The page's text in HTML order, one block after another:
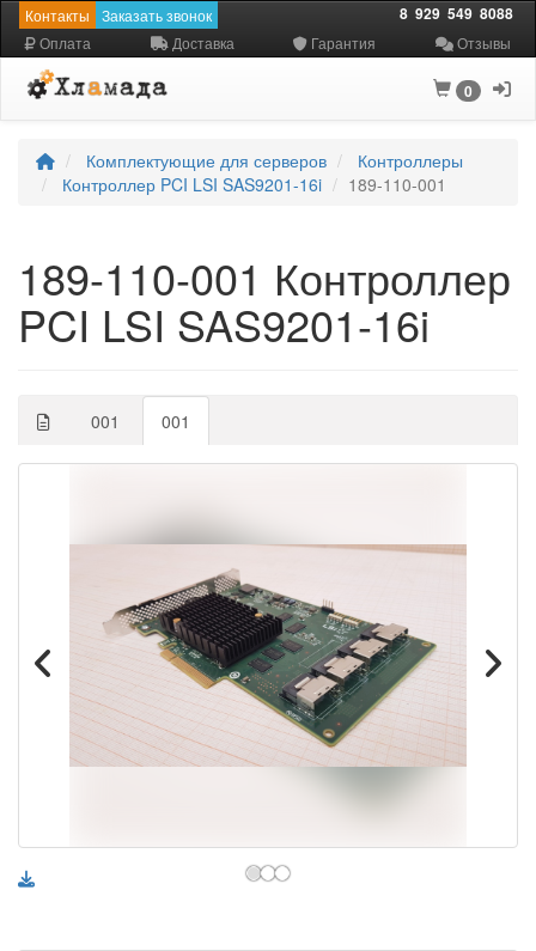
Контакты Заказать звонок 8 929 549 8088
Оплата Доставка Гарантия Отзывы
0
Комплектующие для серверов
Контроллеры
Контроллер PCI LSI SAS9201-16i
189-110-001
189-110-001 Контроллер
PCI LSI SAS9201-16i
001 001